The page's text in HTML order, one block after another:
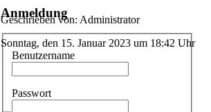
Geschrieben von: Administrator
Sonntag, den 15. Januar 2023 um 18:42 Uhr
Anmeldung
Benutzername
Passwort